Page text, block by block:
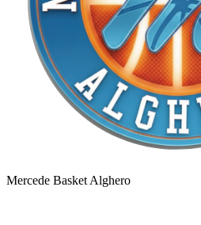
Mercede Basket Alghero